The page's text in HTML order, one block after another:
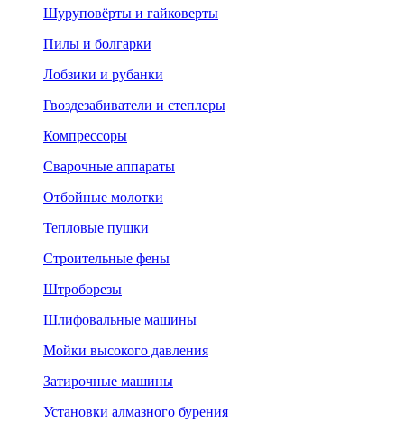
Шуруповёрты и гайковерты
Пилы и болгарки
Лобзики и рубанки
Гвоздезабиватели и степлеры
Компрессоры
Сварочные аппараты
Отбойные молотки
Тепловые пушки
Строительные фены
Штроборезы
Шлифовальные машины
Мойки высокого давления
Затирочные машины
Установки алмазного бурения